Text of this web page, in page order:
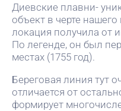
Диевские плавни-
объект в черте
локация получила от
По легенде, он был
местах (1755 год).
Береговая линия тут
отличается от
формирует